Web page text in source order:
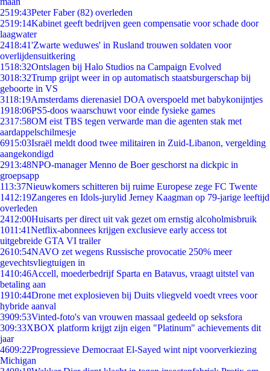
2519:43Peter Faber (82) overleden
2519:14Kabinet geeft bedrijven geen compensatie voor schade door
laagwater
2418:41'Zwarte weduwes' in Rusland trouwen soldaten voor
overlijdensuitkering
1518:32Ontslagen bij Halo Studios na Campaign Evolved
3018:32Trump grijpt weer in op automatisch staatsburgerschap bij
geboorte in VS
3118:19Amsterdams dierenasiel DOA overspoeld met babykonijntjes
1918:06PS5-doos waarschuwt voor einde fysieke games
2317:58OM eist TBS tegen verwarde man die agenten stak met
aardappelschilmesje
6915:03Israël meldt dood twee militairen in Zuid-Libanon, vergelding
aangekondigd
2913:48NPO-manager Menno de Boer geschorst na dickpic in
groepsapp
113:37Nieuwkomers schitteren bij ruime Europese zege FC Twente
1412:19Zangeres en Idols-jurylid Jerney Kaagman op 79-jarige leeftijd
overleden
2412:00Huisarts per direct uit vak gezet om ernstig alcoholmisbruik
1011:41Netflix-abonnees krijgen exclusieve early access tot
uitgebreide GTA VI trailer
2610:54NAVO zet wegens Russische provocatie 250% meer
gevechtsvliegtuigen in
1410:46Accell, moederbedrijf Sparta en Batavus, vraagt uitstel van
betaling aan
1910:44Drone met explosieven bij Duits vliegveld voedt vrees voor
hybride aanval
3909:53Vinted-foto's van vrouwen massaal gedeeld op seksfora
309:33XBOX platform krijgt zijn eigen "Platinum" achievements dit
jaar
4609:22Progressieve Democraat El-Sayed wint nipt voorverkiezing
Michigan